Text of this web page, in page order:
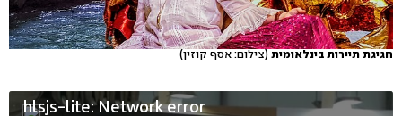
חגיגת תיירות בינלאומית (צילום: אסף קוזין)
hlsjs-lite: Network error